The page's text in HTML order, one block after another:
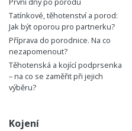
Tatínkové, těhotenství a porod:
Jak být oporou pro partnerku?
Příprava do porodnice. Na co
nezapomenout?
Těhotenská a kojící podprsenka
– na co se zaměřit při jejich
výběru?
Kojení